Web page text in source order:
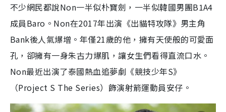
不少網民都說Non一半似朴寶劍，一半似韓國男團B1A4
成員Baro。Non在2017年出演《出貓特攻隊》男主角
Bank後人氣爆增。年僅21歲的他，擁有天使般的可愛面
孔，卻擁有一身朱古力爆肌，讓女生們看得直流口水。
Non最近出演了泰國熱血追夢劇《競技少年S》
（Project S The Series）飾演射箭運動員安仔。